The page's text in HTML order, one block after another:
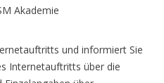
Akademie
und informiert Sie
Internetauftritts über die